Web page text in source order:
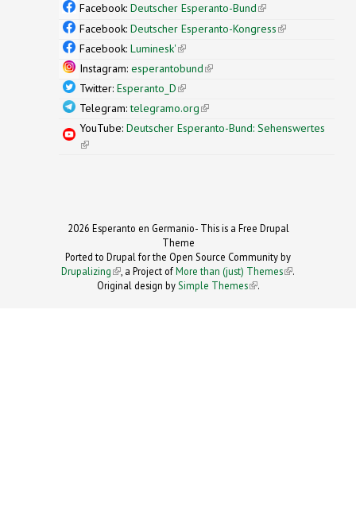
Facebook: Deutscher Esperanto-Bund(link is
external)
Facebook: Deutscher Esperanto-Kongress(link is
Facebook: Luminesk'(link is external)
Instagram: esperantobund(link is external)
Twitter: Esperanto_D(link is external)
Telegram:telegramo.org(link is external)
YouTube: Deutscher Esperanto-Bund: Sehenswertes
(link is external)
2026 Esperanto en Germanio- This is a Free Drupal
Theme
Ported to Drupal for the Open Source Community by
Drupalizing(link is external)
, a Project ofMore than (just) Themes (link is
.
Original design bySimple Themes
(link is
.